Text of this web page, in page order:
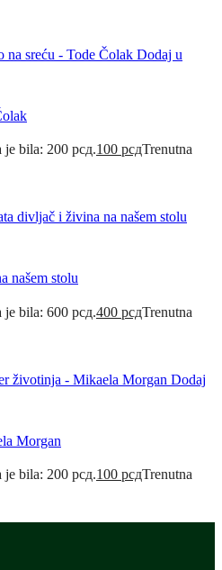
Dodaj u
je bila: 200 рсд.100 рсдTrenutna
našem stolu
je bila: 600 рсд.400 рсдTrenutna
Dodaj
Morgan
je bila: 200 рсд.100 рсдTrenutna